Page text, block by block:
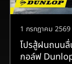
1 กรกฎาคม 2569
โปรสู้ฝนถนน
กอล์ฟ